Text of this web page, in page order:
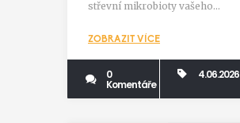
střevní mikrobioty vašeho
ZOBRAZIT VÍCE
0
Komentáře
4.06.2026